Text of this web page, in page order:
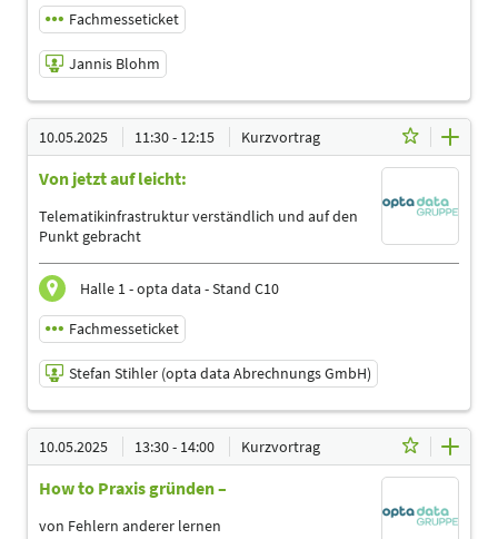
Übungsleiter Reha-und Gesundheitssport
Fachmesseticket
Jannis Blohm
10.05.2025 | 10:00 - 10:45
Jannis Blohm
Referent
Sprache
Deutsch
Themen
Ergotherapeuten | Logopäden, Sprachtherapeuten |
Übungsleiter Reha-und Gesundheitssport
10.05.2025 11:30 - 12:15 Kurzvortrag
Von jetzt auf leicht:
Telematikinfrastruktur verständlich und auf den
Punkt gebracht
Halle 1 - opta data - Stand C10
Fachmesseticket
Stefan Stihler (opta data Abrechnungs GmbH)
10.05.2025 | 11:30 - 12:15
Stefan Stihler (opta data Abrechnungs GmbH)
Referent
Sprache
10.05.2025 13:30 - 14:00 Kurzvortrag
How to Praxis gründen –
von Fehlern anderer lernen